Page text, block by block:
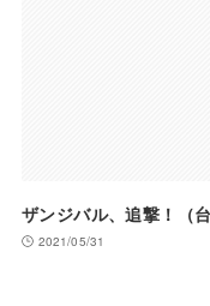
ザンジバル、追撃！（
2021/05/31